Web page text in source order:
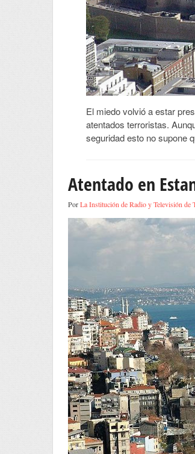
El miedo volvió a estar
atentados terroristas.
seguridad esto no supone
Atentado en
PorLa Institución de Radio y Televisión de